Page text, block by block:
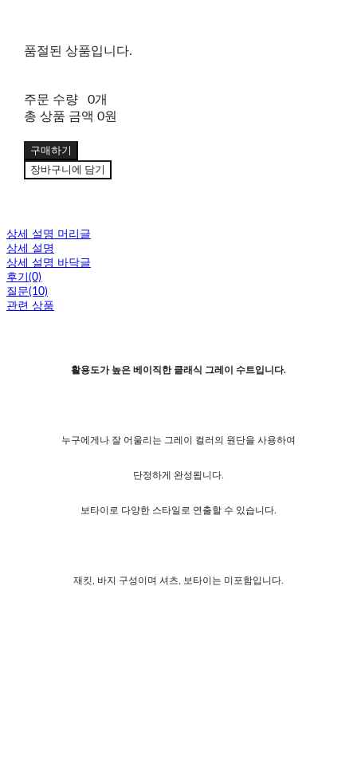
품절된 상품입니다.
주문 수량
0개
총 상품 금액 0원
구매하기
장바구니에 담기
상세 설명 머리글
상세 설명
상세 설명 바닥글
후기(0)
질문(10)
관련 상품
활용도가 높은 베이직한 클래식 그레이 수트입니다.
누구에게나 잘 어울리는 그레이 컬러의 원단을 사용하여
단정하게 완성됩니다.
보타이로 다양한 스타일로 연출할 수 있습니다.
재킷, 바지 구성이며 셔츠, 보타이는 미포함입니다.